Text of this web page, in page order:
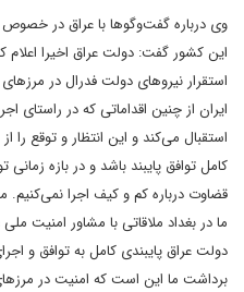
وی درباره گفت‌‌وگوها با عراق در خصوص
این کشور گفت: دولت عراق اخیرا اعلام
استقرار نیروهای دولت فدرال در
ایران از چنین اقداماتی که در راستای
استقبال می‌کند و این انتظار و توقع را
کامل توافق پایبند باشد و در بازه
قضاوت درباره کم و کیف اجرا نمی‌کنیم.
ما در بغداد ملاقاتی با مشاور امنیت
دولت عراق پایبندی کامل به توافق و
برداشت ما این است که امنیت در